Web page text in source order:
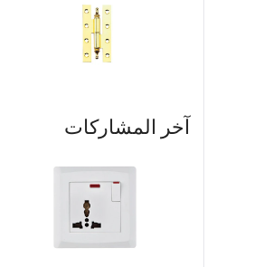
آخر المشاركات